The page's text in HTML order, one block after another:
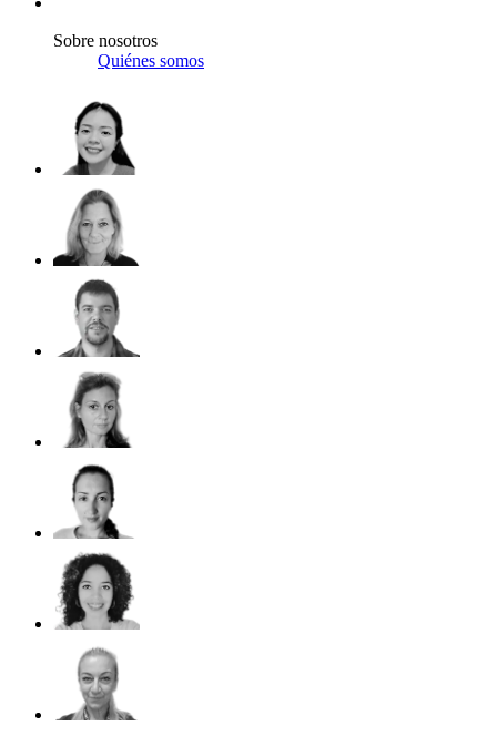
Sobre nosotros
Quiénes somos